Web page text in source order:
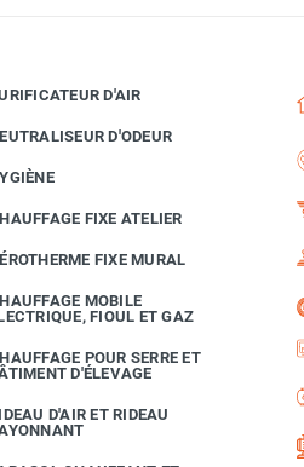
D'AIR
D'ODEUR
FIXE ATELIER
FIXE MURAL
MOBILE
FIOUL ET GAZ
POUR SERRE ET
D'ÉLEVAGE
D'AIR ET RIDEAU